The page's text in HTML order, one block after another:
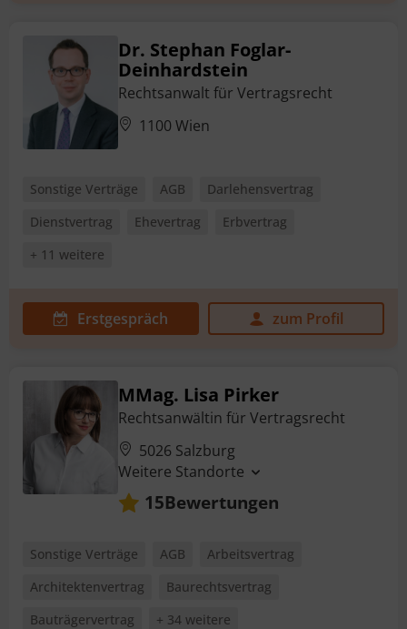
Dr. Stephan Foglar-
Deinhardstein
Rechtsanwalt für Vertragsrecht
1100 Wien
Sonstige Verträge AGB
Darlehensvertrag
Dienstvertrag
Ehevertrag
Erbvertrag
+ 11 weitere
Erstgespräch zum Profil
MMag. Lisa Pirker
Rechtsanwältin für Vertragsrecht
5026 Salzburg
Weitere Standorte
15Bewertungen
Sonstige Verträge AGB
Arbeitsvertrag
Architektenvertrag
Baurechtsvertrag
Bauträgervertrag
+ 34 weitere